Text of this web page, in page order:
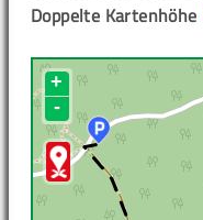
Doppelte Kartenhöhe
+
-